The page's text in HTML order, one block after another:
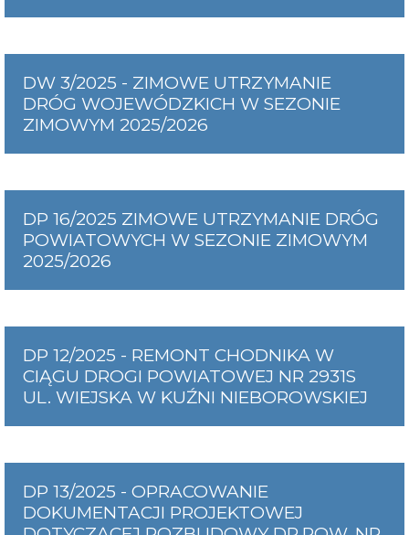
DW 3/2025 - ZIMOWE UTRZYMANIE
DRÓG WOJEWÓDZKICH W SEZONIE
ZIMOWYM 2025/2026
DP 16/2025 ZIMOWE UTRZYMANIE DRÓG
POWIATOWYCH W SEZONIE ZIMOWYM
2025/2026
DP 12/2025 - REMONT CHODNIKA W
CIĄGU DROGI POWIATOWEJ NR 2931S
UL. WIEJSKA W KUŹNI NIEBOROWSKIEJ
DP 13/2025 - OPRACOWANIE
DOKUMENTACJI PROJEKTOWEJ